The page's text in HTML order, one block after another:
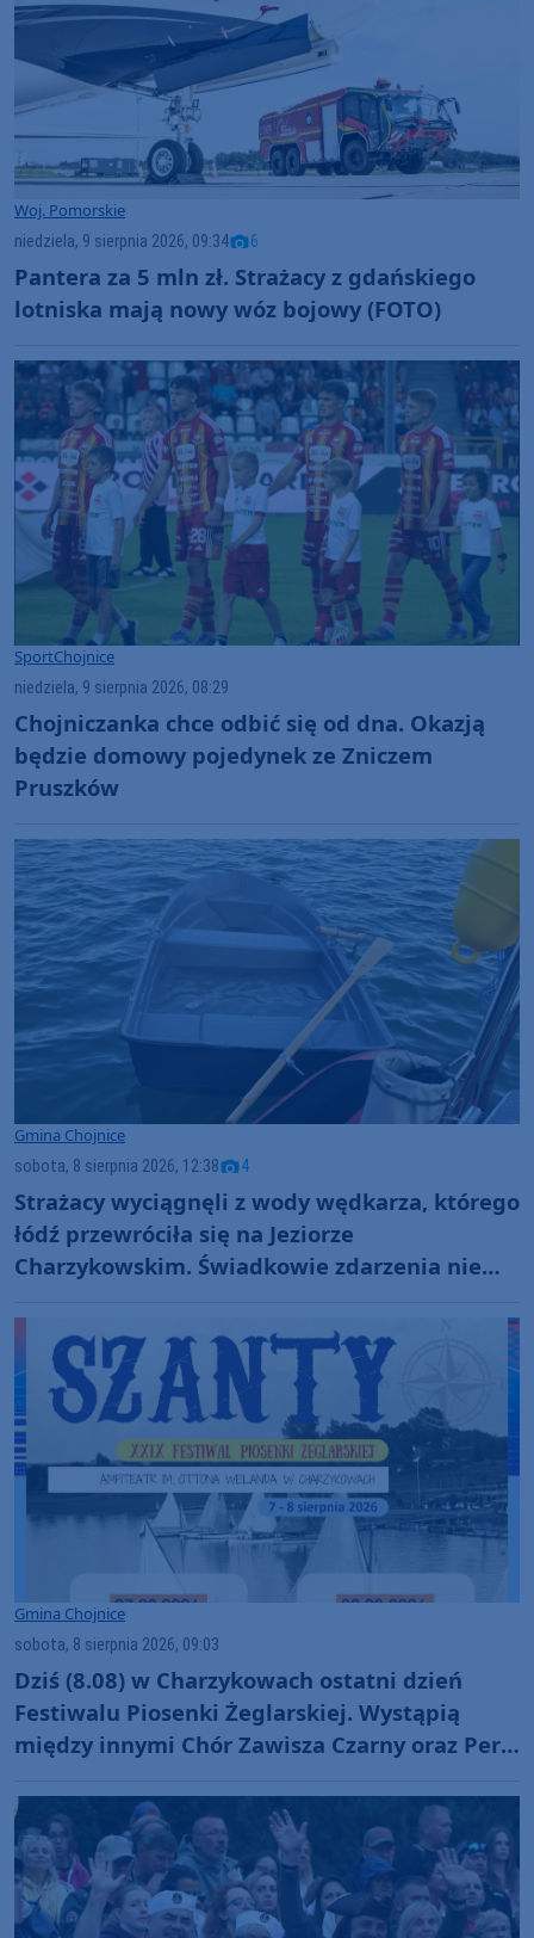
Woj. Pomorskie
niedziela, 9 sierpnia 2026, 09:34 6
Pantera za 5 mln zł. Strażacy z gdańskiego
lotniska mają nowy wóz bojowy (FOTO)
SportChojnice
niedziela, 9 sierpnia 2026, 08:29
Chojniczanka chce odbić się od dna. Okazją
będzie domowy pojedynek ze Zniczem
Pruszków
Gmina Chojnice
sobota, 8 sierpnia 2026, 12:38 4
Strażacy wyciągnęli z wody wędkarza, którego
łódź przewróciła się na Jeziorze
Charzykowskim. Świadkowie zdarzenia nie
Gmina Chojnice
sobota, 8 sierpnia 2026, 09:03
Dziś (8.08) w Charzykowach ostatni dzień
Festiwalu Piosenki Żeglarskiej. Wystąpią
między innymi Chór Zawisza Czarny oraz Perły